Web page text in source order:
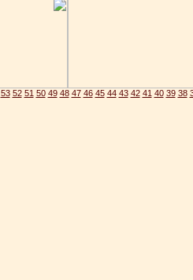
38
39
40
41
42
43
44
45
46
47
48
49
50
51
52
53